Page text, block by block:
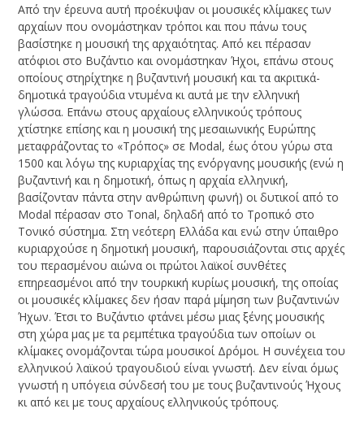
Από την έρευνα αυτή προέκυψαν οι μουσικές κλίμακες των
αρχαίων που ονομάστηκαν τρόποι και που πάνω τους
βασίστηκε η μουσική της αρχαιότητας. Από κει πέρασαν
ατόφιοι στο Βυζάντιο και ονομάστηκαν Ήχοι, επάνω στους
οποίους στηρίχτηκε η βυζαντινή μουσική και τα ακριτικά-
δημοτικά τραγούδια ντυμένα κι αυτά με την ελληνική
γλώσσα. Επάνω στους αρχαίους ελληνικούς τρόπους
χτίστηκε επίσης και η μουσική της μεσαιωνικής Ευρώπης
μεταφράζοντας το «Τρόπος» σε Modal, έως ότου γύρω στα
1500 και λόγω της κυριαρχίας της ενόργανης μουσικής (ενώ η
βυζαντινή και η δημοτική, όπως η αρχαία ελληνική,
βασίζονταν πάντα στην ανθρώπινη φωνή) οι δυτικοί από το
Modal πέρασαν στο Tonal, δηλαδή από το Τροπικό στο
Τονικό σύστημα. Στη νεότερη Ελλάδα και ενώ στην ύπαιθρο
κυριαρχούσε η δημοτική μουσική, παρουσιάζονται στις αρχές
του περασμένου αιώνα οι πρώτοι λαϊκοί συνθέτες
επηρεασμένοι από την τουρκική κυρίως μουσική, της οποίας
οι μουσικές κλίμακες δεν ήσαν παρά μίμηση των βυζαντινών
Ήχων. Έτσι το Βυζάντιο φτάνει μέσω μιας ξένης μουσικής
στη χώρα μας με τα ρεμπέτικα τραγούδια των οποίων οι
κλίμακες ονομάζονται τώρα μουσικοί Δρόμοι. Η συνέχεια του
ελληνικού λαϊκού τραγουδιού είναι γνωστή. Δεν είναι όμως
γνωστή η υπόγεια σύνδεσή του με τους βυζαντινούς Ήχους
κι από κει με τους αρχαίους ελληνικούς τρόπους.